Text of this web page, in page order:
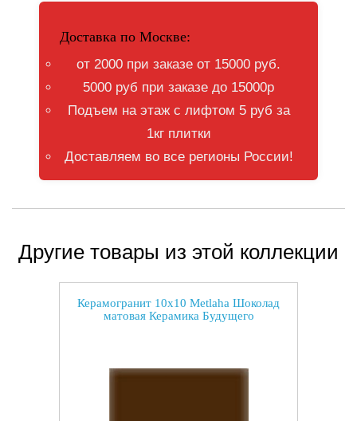
Доставка по Москве:
от 2000 при заказе от 15000 руб.
5000 руб при заказе до 15000р
Подъем на этаж с лифтом 5 руб за
1кг плитки
Доставляем во все регионы России!
Другие товары из этой коллекции
Керамогранит 10x10 Metlaha Шоколад
матовая Керамика Будущего